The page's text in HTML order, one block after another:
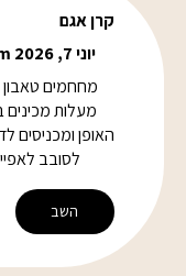
קרן אגם
יוני 7, 2026 at 9:15 am
מעלות מכינים
האופן ומכניסים
לסובב
השב